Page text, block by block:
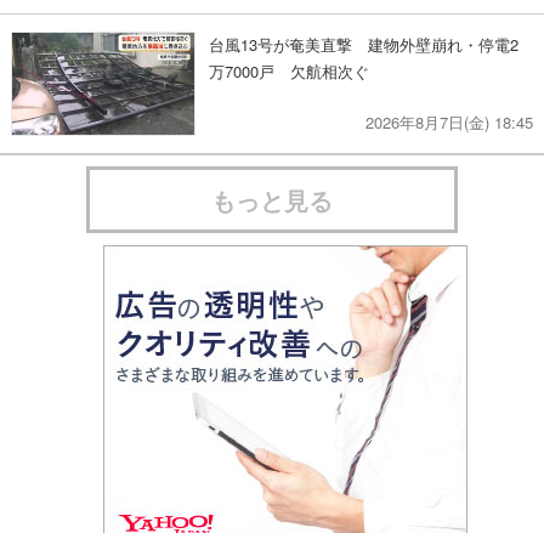
台風13号が奄美直撃 建物外壁崩れ・停電2
万7000戸 欠航相次ぐ
2026年8月7日(金) 18:45
もっと見る